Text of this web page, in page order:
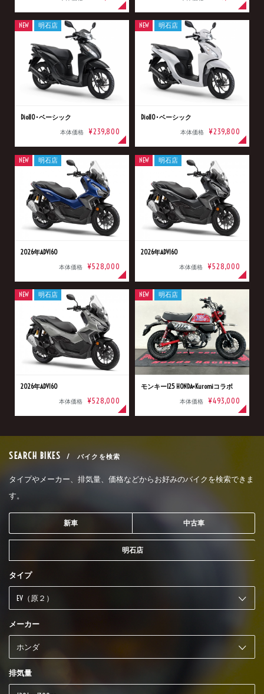
Dio110･ベーシック
本体価格 ¥239,800
NEW 明石店
Dio110･ベーシック
本体価格 ¥239,800
NEW 明石店
2026年ADV160
本体価格 ¥528,000
NEW 明石店
2026年ADV160
本体価格 ¥528,000
NEW 明石店
2026年ADV160
本体価格 ¥528,000
NEW 明石店
モンキー125 HONDA×Kuromiコラボ
本体価格 ¥493,000
NEW 明石店
SEARCH BIKES / バイクを検索
タイプやメーカー、排気量、価格などからお好みのバイクを検索できま
す。
新車 中古車
明石店
タイプ
メーカー
排気量